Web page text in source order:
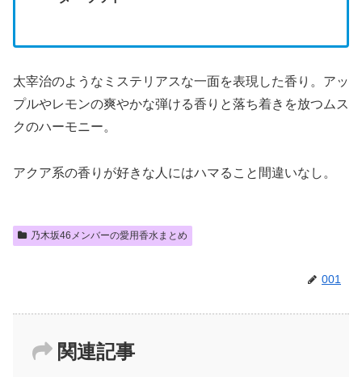
太宰治のようなミステリアスな一面を表現した香り。アッ
プルやレモンの爽やかな弾ける香りと落ち着きを放つムス
クのハーモニー。
アクア系の香りが好きな人にはハマること間違いなし。
乃木坂46メンバーの愛用香水まとめ
001
関連記事